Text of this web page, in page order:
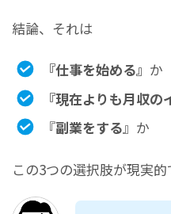
結論、それは
『仕事を始める』 か
『現在よりも月収の
『副業をする』か
この3つの選択肢が現実的